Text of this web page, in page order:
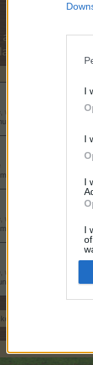
I
I
I
I
an den
besitzt,
, weiblich
, weiblich
Punkte
, weiblich
Punkte für